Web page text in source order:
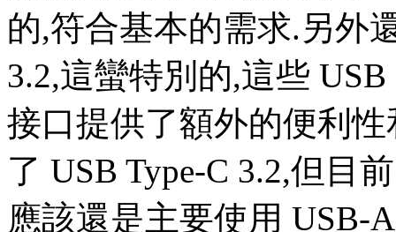
的,符合基本的需求.另外
3.2,這蠻特別的,這些 USB
接口提供了額外的便利
了 USB Type-C 3.2,但目前
應該還是主要使用 USB-